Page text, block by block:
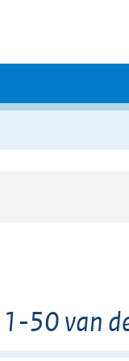
1-50 van